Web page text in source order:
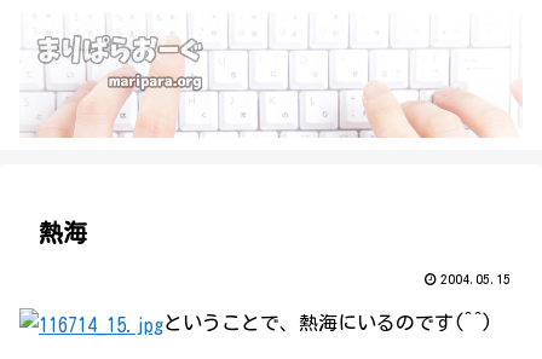
熱海
2004.05.15
ということで、熱海にいるのです(^^)